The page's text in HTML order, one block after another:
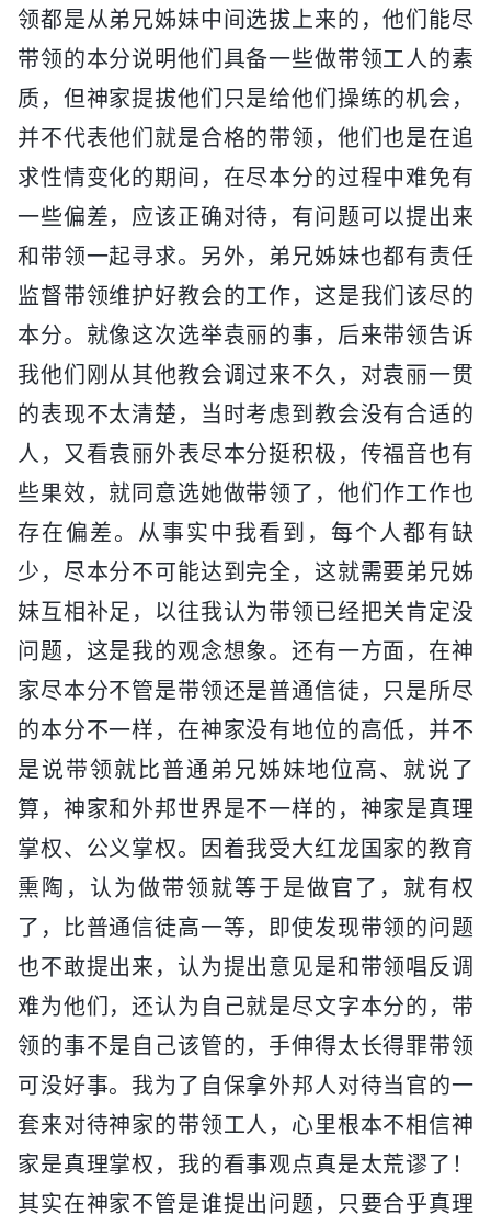
领都是从弟兄姊妹中间选拔上来的，他们能尽
带领的本分说明他们具备一些做带领工人的素
质，但神家提拔他们只是给他们操练的机会，
并不代表他们就是合格的带领，他们也是在追
求性情变化的期间，在尽本分的过程中难免有
一些偏差，应该正确对待，有问题可以提出来
和带领一起寻求。另外，弟兄姊妹也都有责任
监督带领维护好教会的工作，这是我们该尽的
本分。就像这次选举袁丽的事，后来带领告诉
我他们刚从其他教会调过来不久，对袁丽一贯
的表现不太清楚，当时考虑到教会没有合适的
人，又看袁丽外表尽本分挺积极，传福音也有
些果效，就同意选她做带领了，他们作工作也
存在偏差。从事实中我看到，每个人都有缺
少，尽本分不可能达到完全，这就需要弟兄姊
妹互相补足，以往我认为带领已经把关肯定没
问题，这是我的观念想象。还有一方面，在神
家尽本分不管是带领还是普通信徒，只是所尽
的本分不一样，在神家没有地位的高低，并不
是说带领就比普通弟兄姊妹地位高、就说了
算，神家和外邦世界是不一样的，神家是真理
掌权、公义掌权。因着我受大红龙国家的教育
熏陶，认为做带领就等于是做官了，就有权
了，比普通信徒高一等，即使发现带领的问题
也不敢提出来，认为提出意见是和带领唱反调
难为他们，还认为自己就是尽文字本分的，带
领的事不是自己该管的，手伸得太长得罪带领
可没好事。我为了自保拿外邦人对待当官的一
套来对待神家的带领工人，心里根本不相信神
家是真理掌权，我的看事观点真是太荒谬了！
其实在神家不管是谁提出问题，只要合乎真理